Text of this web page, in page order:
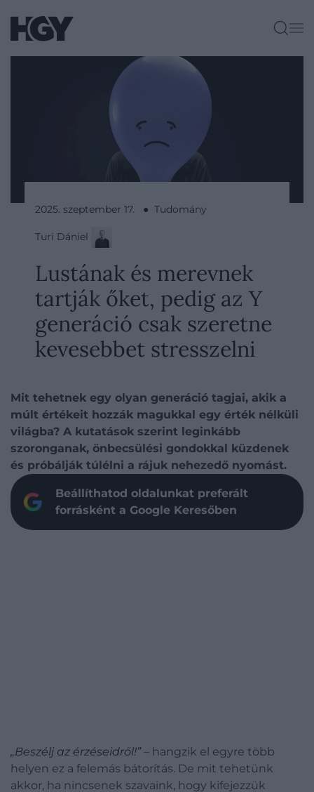
2025. szeptember 17. ● Tudomány
Turi Dániel
Lustának és merevnek
tartják őket, pedig az Y
generáció csak szeretne
kevesebbet stresszelni
Mit tehetnek egy olyan generáció tagjai, akik a
múlt értékeit hozzák magukkal egy érték nélküli
világba? A kutatások szerint leginkább
szoronganak, önbecsülési gondokkal küzdenek
és próbálják túlélni a rájuk nehezedő nyomást.
Beállíthatod oldalunkat preferált
forrásként a Google Keresőben
„Beszélj az érzéseidről!”– hangzik el egyre több
helyen ez a felemás bátorítás. De mit tehetünk
akkor, ha nincsenek szavaink, hogy kifejezzük